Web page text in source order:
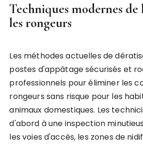
Techniques modernes
les rongeurs
Les méthodes actuelles de
postes d'appâtage sécurisés et
professionnels pour éliminer les
rongeurs sans risque pour les
animaux domestiques. Les
d'abord à une inspection
les voies d'accès, les zones de